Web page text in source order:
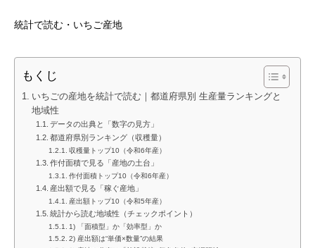
統計で読む・いちご産地
もくじ
いちごの産地を統計で読む｜都道府県別 生産量ランキングと
地域性
データの出典と「数字の見方」
都道府県別ランキング（収穫量）
収穫量トップ10（令和6年産）
作付面積で見る「産地の土台」
作付面積トップ10（令和6年産）
産出額で見る「稼ぐ産地」
産出額トップ10（令和5年産）
統計から読む地域性（チェックポイント）
1) 「面積型」か「効率型」か
2) 産出額は“単価×数量”の結果